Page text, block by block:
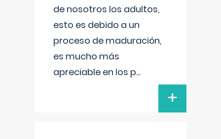
de nosotros los adultos,
esto es debido a un
proceso de maduración,
es mucho más
apreciable en los p...
+